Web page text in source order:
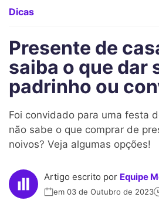
Dicas
Presente de
saiba o que dar
padrinho ou
Foi convidado para uma festa
não sabe o que comprar de
noivos? Veja algumas opções!
Artigo escrito por Equipe
em 03 de Outubro de 2023